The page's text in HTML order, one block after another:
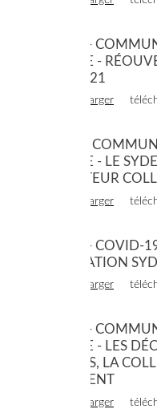
2020 - 05 -
DE PRESSE -
11 MAI 2021
télécharger
2020- 04 -
DE PRESSE - LE
COMPOSTEUR
télécharger
2020 - 03 - COVID-
ORGANISATION
télécharger
2020 - 02 -
DE PRESSE - LES
OUVERTES, LA
CONTINUENT
télécharger